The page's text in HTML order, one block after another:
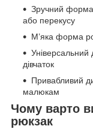
Зручний
або перекусу
М’яка форма
Універсальний
дівчаток
Привабливий
малюкам
Чому варто
рюкзак